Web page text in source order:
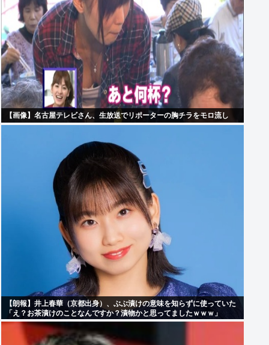
【画像】名古屋テレビさん、生放送でリポーターの胸チラをモロ流し
【朗報】井上春華（京都出身）、ぶぶ漬けの意味を知らずに使っていた
「え？お茶漬けのことなんですか？漬物かと思ってましたｗｗｗ」